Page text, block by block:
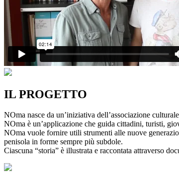
IL PROGETTO
NOma nasce da un’iniziativa dell’associazione
NOma è un’applicazione che guida cittadini, turisti,
NOma vuole fornire utili strumenti alle nuove
penisola in forme sempre più subdole.
Ciascuna “storia” è illustrata e raccontata attraverso